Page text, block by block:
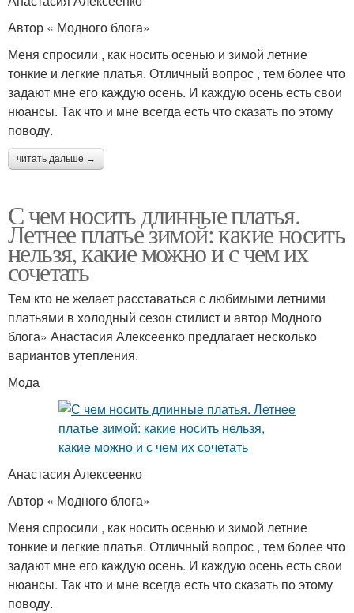
Автор « Модного блога»
Меня спросили , как носить осенью и зимой летние
тонкие и легкие платья. Отличный вопрос , тем более что
задают мне его каждую осень. И каждую осень есть свои
нюансы. Так что и мне всегда есть что сказать по этому
поводу.
читать дальше →
С чем носить длинные платья.
Летнее платье зимой: какие носить
нельзя, какие можно и с чем их
сочетать
Тем кто не желает расставаться с любимыми летними
платьями в холодный сезон стилист и автор Модного
блога» Анастасия Алексеенко предлагает несколько
вариантов утепления.
Мода
Анастасия Алексеенко
Автор « Модного блога»
Меня спросили , как носить осенью и зимой летние
тонкие и легкие платья. Отличный вопрос , тем более что
задают мне его каждую осень. И каждую осень есть свои
нюансы. Так что и мне всегда есть что сказать по этому
поводу.